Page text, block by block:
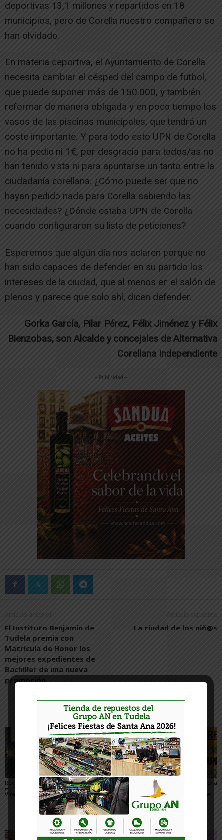
deportivas 13,1 millones y repartidos en 18
municipios, pero de Corella nuestro compañero se
han olvidado.
En materia deportiva, el Ayuntamiento de Corella
necesita cambiar el césped del campo de futbol,
que puede suponer más de 150.000, y también
reformar de manera obligada y en poco tiempo los
vasos de las piscinas municipales, que tendrá un
coste importante. Y para todo esto UPN de Corella
no ha pedio ni 1€, por desgracia para todos/as no
han tenido vista ni para apuntarse un tanto entre la
ciudadanía corellana. ¿Cómo puede ser que no
hayan pedido nada para Corella sabiendo las
necesidades? ¿Dónde estaba UPN de Corella
cuando configuraron su lista de peticiones?
Esperemos que algún día nos aclaren porque no
han sido capaces de defender en su partido los
intereses de la ciudad, que al menos en el salón de
plenos y parece que solo ahí, dicen defender.
Gorka García, Pilar Pérez, Félix Jiménez y Félix
Bienzobas, son Alcalde y concejales de Alternativa
Corellana Independiente
-- Publicidad --
Artículo anterior
El Instituto Benjamín de
Tudela premia con
Matrícula de Honor los
mejores expedientes de
Bachiller de una nueva
promoción
Artículo siguiente
La ciudad de los niñ@s
Artículos relacionados Más del autor
Recorte con mayúsculas
en Sanidad, por Sergio
Vitas
La contaminación del
aire repunta en
Navarra, por el cambio
climático y la mayor
combustión de petróleo,
por Ecologistas en
Acción de la Ribera
7 de junio. XXXVI marcha
por el
desmantelamiento del
polígono de tiro y
bombardeo de las
Bardenas